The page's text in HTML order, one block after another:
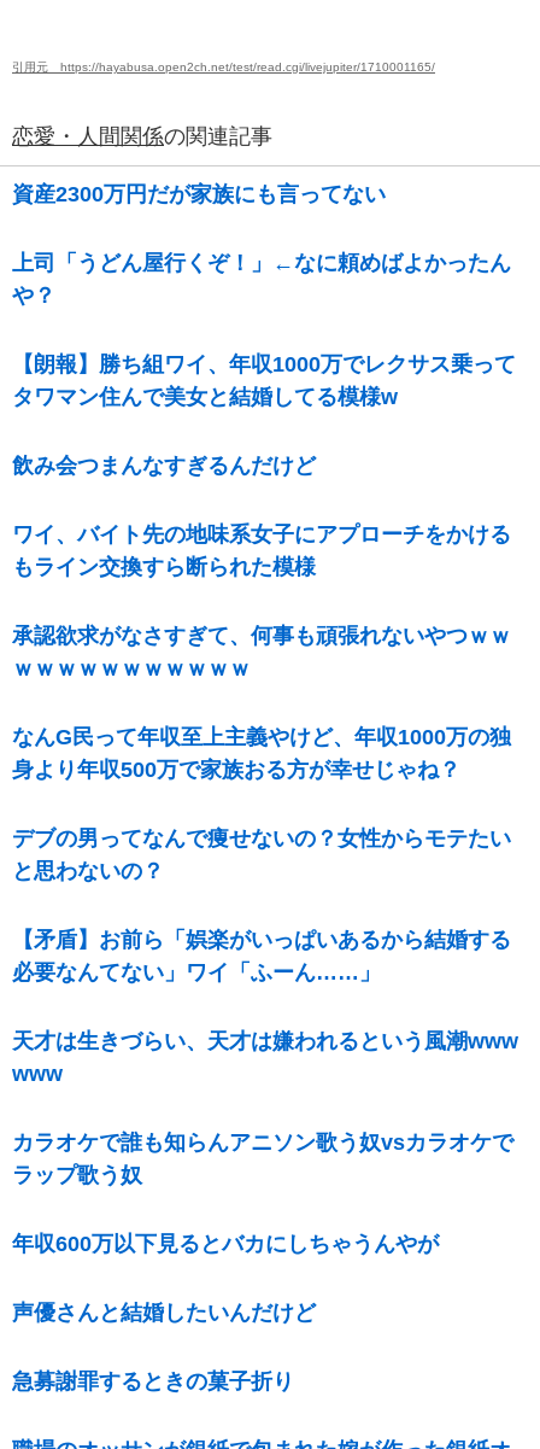
引用元 https://hayabusa.open2ch.net/test/read.cgi/livejupiter/1710001165/
恋愛・人間関係の関連記事
資産2300万円だが家族にも言ってない
上司「うどん屋行くぞ！」←なに頼めばよかったん
や？
【朗報】勝ち組ワイ、年収1000万でレクサス乗って
タワマン住んで美女と結婚してる模様w
飲み会つまんなすぎるんだけど
ワイ、バイト先の地味系女子にアプローチをかける
もライン交換すら断られた模様
承認欲求がなさすぎて、何事も頑張れないやつｗｗ
ｗｗｗｗｗｗｗｗｗｗｗ
なんG民って年収至上主義やけど、年収1000万の独
身より年収500万で家族おる方が幸せじゃね？
デブの男ってなんで痩せないの？女性からモテたい
と思わないの？
【矛盾】お前ら「娯楽がいっぱいあるから結婚する
必要なんてない」ワイ「ふーん……」
天才は生きづらい、天才は嫌われるという風潮www
www
カラオケで誰も知らんアニソン歌う奴vsカラオケで
ラップ歌う奴
年収600万以下見るとバカにしちゃうんやが
声優さんと結婚したいんだけど
急募謝罪するときの菓子折り